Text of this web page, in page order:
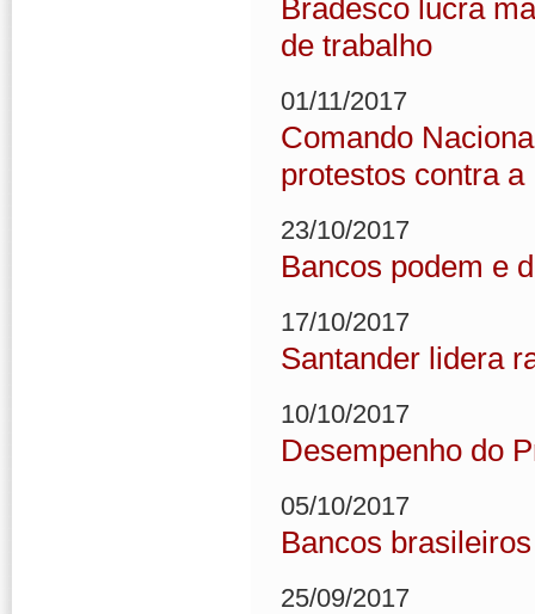
Bradesco lucra
de trabalho
01/11/2017
Comando
protestos contra
23/10/2017
Bancos podem e
17/10/2017
Santander lidera
10/10/2017
Desempenho do
05/10/2017
Bancos
25/09/2017